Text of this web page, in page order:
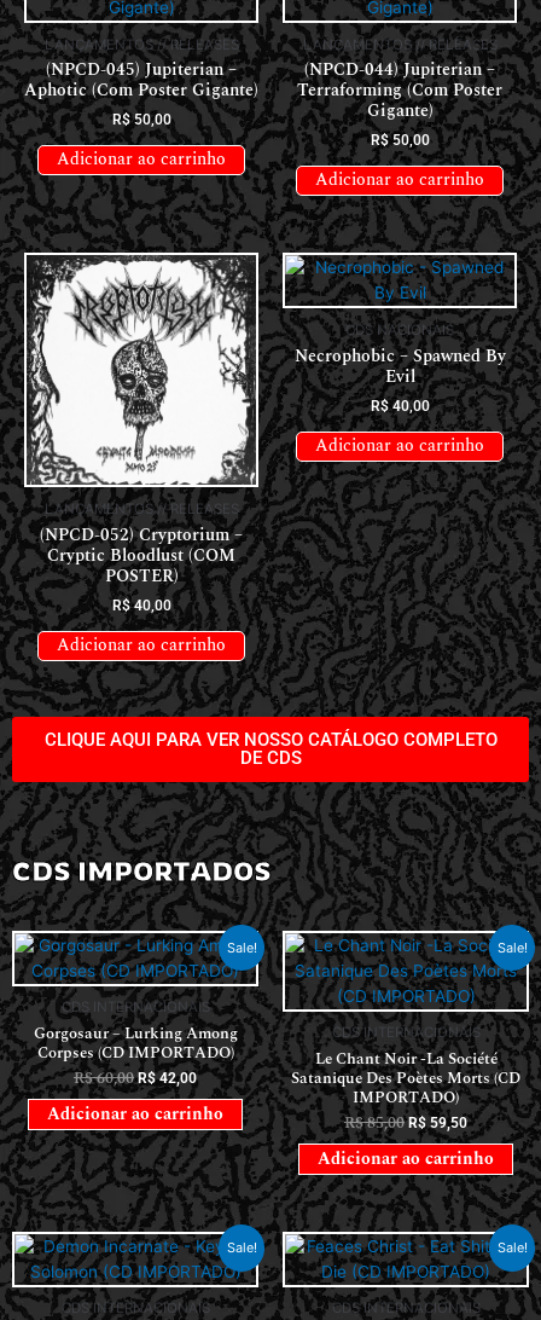
LANÇAMENTOS // RELEASES
(NPCD-045) Jupiterian –
Aphotic (Com Poster Gigante)
R$50,00
Adicionar ao carrinho
LANÇAMENTOS // RELEASES
(NPCD-044) Jupiterian –
Terraforming (Com Poster
Gigante)
R$50,00
Adicionar ao carrinho
LANÇAMENTOS // RELEASES
(NPCD-052) Cryptorium –
Cryptic Bloodlust (COM
POSTER)
R$40,00
Adicionar ao carrinho
CDS NACIONAIS
Necrophobic – Spawned By
Evil
R$40,00
Adicionar ao carrinho
CLIQUE AQUI PARA VER NOSSO CATÁLOGO COMPLETO
DE CDS
CDS IMPORTADOS
Sale!
CDS INTERNACIONAIS
Gorgosaur – Lurking Among
Corpses (CD IMPORTADO)
R$60,00 R$42,00
Adicionar ao carrinho
Sale!
CDS INTERNACIONAIS
Le Chant Noir -La Société
Satanique Des Poètes Morts (CD
IMPORTADO)
R$85,00 R$ 59,50
Adicionar ao carrinho
Sale!
CDS INTERNACIONAIS
Sale!
CDS INTERNACIONAIS